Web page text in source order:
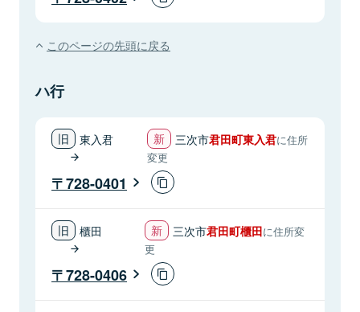
このページの先頭に戻る
ハ行
東入君 三次市君田町東入君に住所
変更
728-0401
櫃田 三次市君田町櫃田に住所変
更
728-0406